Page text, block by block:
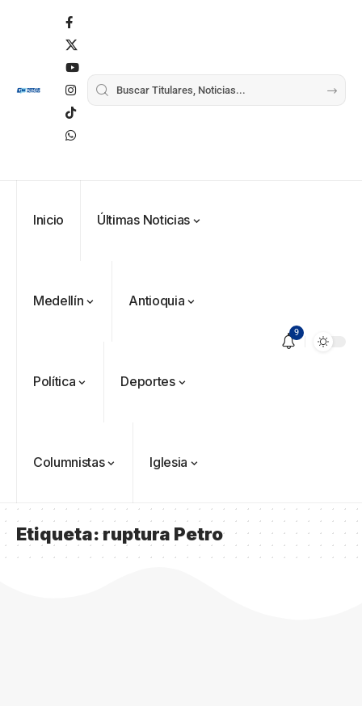
Inicio Últimas Noticias
Medellín Antioquia
Política Deportes
Columnistas Iglesia
9
Etiqueta:ruptura Petro